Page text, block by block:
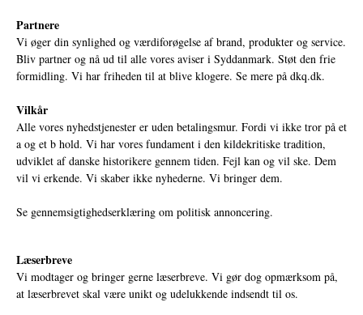
Partnere
Vi øger din synlighed og værdiforøgelse af brand, produkter og service.
Bliv partner og nå ud til alle vores aviser i Syddanmark. Støt den frie
formidling. Vi har friheden til at blive klogere. Se mere på dkq.dk.
Vilkår
Alle vores nyhedstjenester er uden betalingsmur. Fordi vi ikke tror på et
a og et b hold. Vi har vores fundament i den kildekritiske tradition,
udviklet af danske historikere gennem tiden. Fejl kan og vil ske. Dem
vil vi erkende. Vi skaber ikke nyhederne. Vi bringer dem.
Se gennemsigtighedserklæring om politisk annoncering.
Læserbreve
Vi modtager og bringer gerne læserbreve. Vi gør dog opmærksom på,
at læserbrevet skal være unikt og udelukkende indsendt til os.